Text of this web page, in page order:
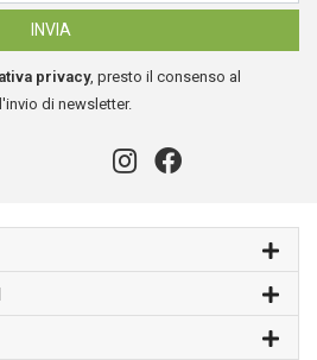
privacy, presto il consenso al
di newsletter.